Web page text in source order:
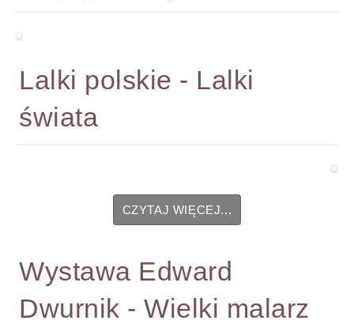
Lalki polskie - Lalki
świata
CZYTAJ WIĘCEJ...
Wystawa Edward
Dwurnik - Wielki malarz